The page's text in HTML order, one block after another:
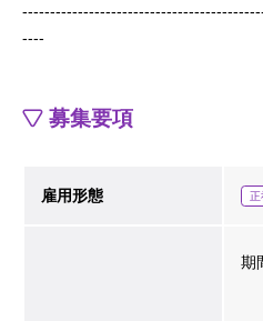
----
募集要項
雇用形態 正
期